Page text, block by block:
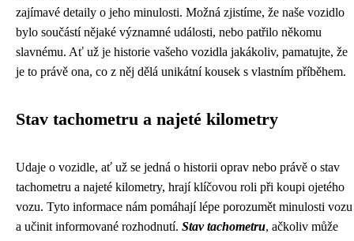
zajímavé detaily o jeho minulosti. Možná zjistíme, že naše vozidlo
bylo součástí nějaké významné události, nebo patřilo někomu
slavnému. Ať už je historie vašeho vozidla jakákoliv, pamatujte, že
je to právě ona, co z něj dělá unikátní kousek s vlastním příběhem.
Stav tachometru a najeté kilometry
Udaje o vozidle, ať už se jedná o historii oprav nebo právě o stav
tachometru a najeté kilometry, hrají klíčovou roli při koupi ojetého
vozu. Tyto informace nám pomáhají lépe porozumět minulosti vozu
a učinit informované rozhodnutí. Stav tachometru, ačkoliv může